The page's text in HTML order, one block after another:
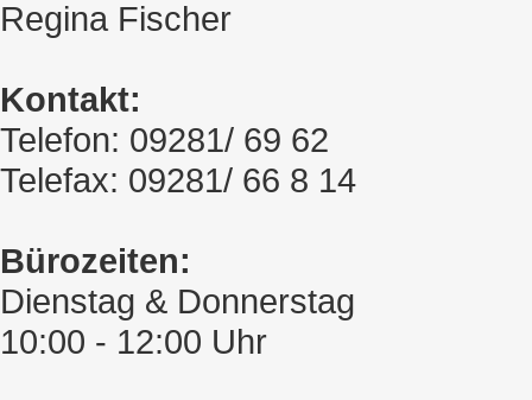
Regina Fischer
Kontakt:
Telefon: 09281/ 69 62
Telefax: 09281/ 66 8 14
Bürozeiten:
Dienstag & Donnerstag
10:00 - 12:00 Uhr